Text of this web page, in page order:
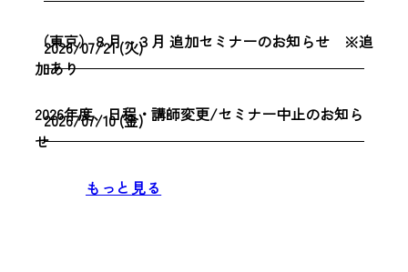
2026/07/21 (火)
（東京）８月～３月 追加セミナーのお知らせ ※追
加あり
2026/07/10 (金)
2026年度、日程・講師変更/セミナー中止のお知ら
せ
もっと見る